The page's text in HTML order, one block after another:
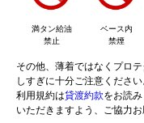
満タン給油
禁止
ベース内
禁煙
その他、薄着ではなくプロ
しすぎに十分ご注意ください
利用規約は貸渡約款をお読
いただきますよう、ご協力お